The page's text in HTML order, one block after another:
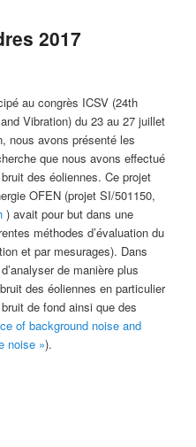
2017
au congrès ICSV (24th
Vibration) du 23 au 27 juillet
nous avons présenté les
que nous avons effectué
des éoliennes. Ce projet
OFEN (projetSI/501150,
) avait pour but dans une
méthodes d’évaluation du
et par mesurages). Dans
de manière plus
des éoliennes en particulier
de fond ainsi que des
of background noise and
noise »).